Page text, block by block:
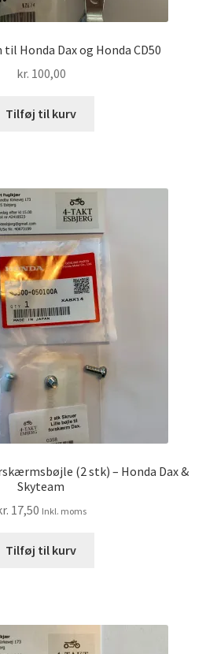
Honda Dax og Honda CD50
kr. 100,00
Tilføj til kurv
(2 stk) – Honda Dax &
Skyteam
17,50 Inkl. moms
Tilføj til kurv